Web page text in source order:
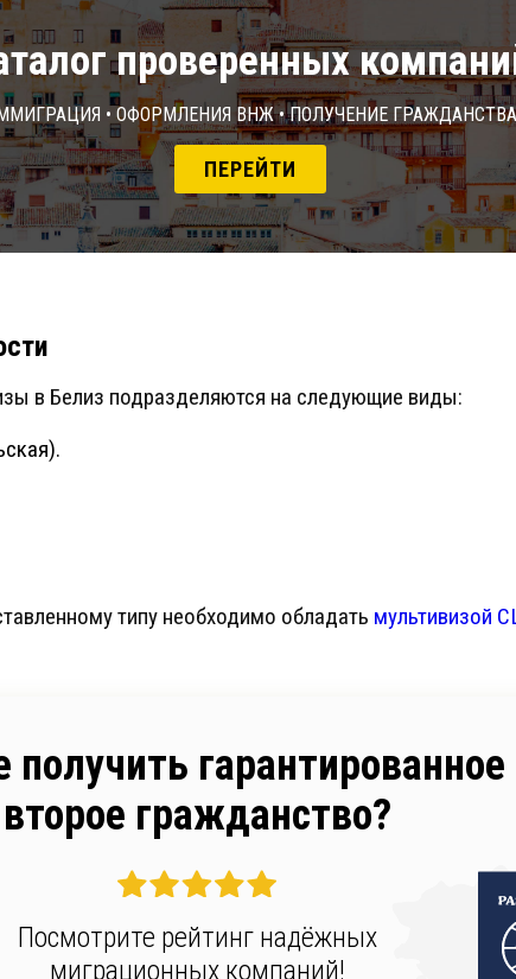
проверенных
• Оформления ВНЖ • Получение гражданства
ПЕРЕЙТИ
в Белиз подразделяются на следующие виды:
типу необходимо обладать мультивизой
получить гарантированное
второе гражданство?
Посмотрите рейтинг надёжных
миграционных компаний!